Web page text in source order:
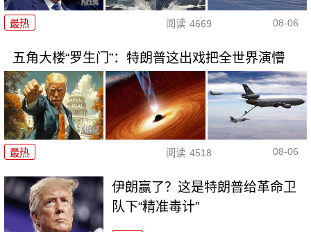
最热 阅读 4669 08-06
五角大楼“罗生门”：特朗普这出戏把全世界演懵
最热 阅读 4518 08-06
伊朗赢了？这是特朗普给革命卫
队下“精准毒计”